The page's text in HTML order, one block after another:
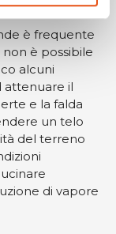
è frequente
è possibile
alcuni
attenuare il
e la falda
un telo
del terreno
di vapore